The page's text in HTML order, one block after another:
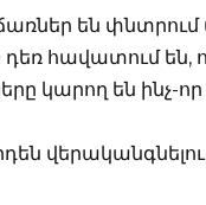
են փնտրում
հավատում են,
կարող են ինչ-որ
վերականգնելու